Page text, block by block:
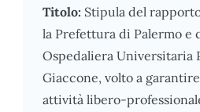
Titolo: Stipula del
la Prefettura di Palermo e
Ospedaliera Universitaria
Giaccone, volto a
attività libero-